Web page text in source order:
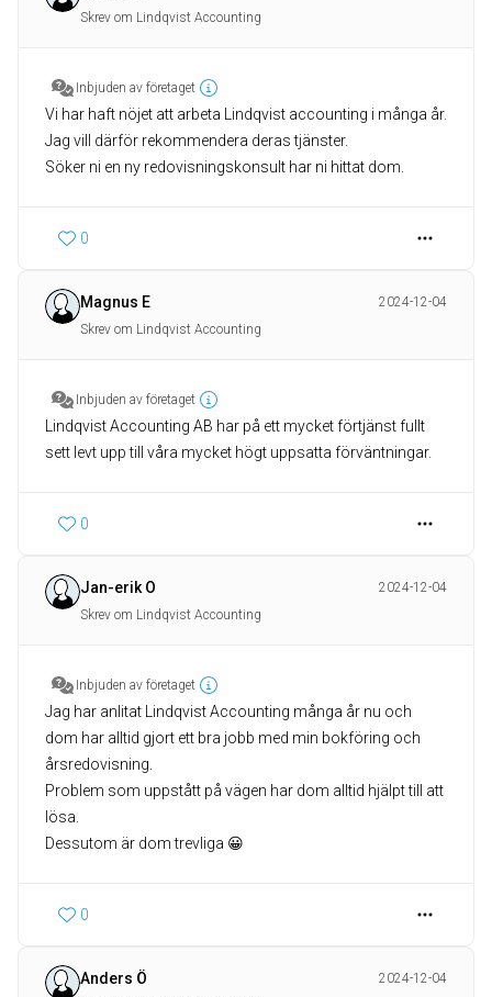
Skrev om Lindqvist Accounting
Inbjuden av företaget
Vi har haft nöjet att arbeta Lindqvist accounting i många år.
Jag vill därför rekommendera deras tjänster.
Söker ni en ny redovisningskonsult har ni hittat dom.
0
Magnus E
2024-12-04
Skrev om Lindqvist Accounting
Inbjuden av företaget
Lindqvist Accounting AB har på ett mycket förtjänst fullt
0
Jan-erik O
2024-12-04
Skrev om Lindqvist Accounting
Inbjuden av företaget
Jag har anlitat Lindqvist Accounting många år nu och
dom har alltid gjort ett bra jobb med min bokföring och
årsredovisning.
Problem som uppstått på vägen har dom alltid hjälpt till att
lösa.
Dessutom är dom trevliga 😀
0
Anders Ö
2024-12-04